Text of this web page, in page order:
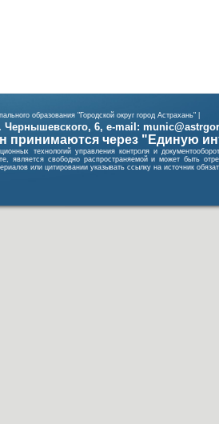
образования "Городской округ город Астрахань" |
Чернышевского, 6, e-mail:
принимаются через "Единую
технологий управления контроля и
является свободно распространяемой и может быть
или цитировании указывать ссылку на источник